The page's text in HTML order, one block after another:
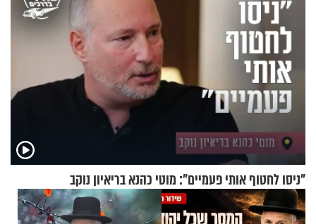
"ניסו לחטוף אותי פעמיים": מוטי כהנא בריאיון נוקב